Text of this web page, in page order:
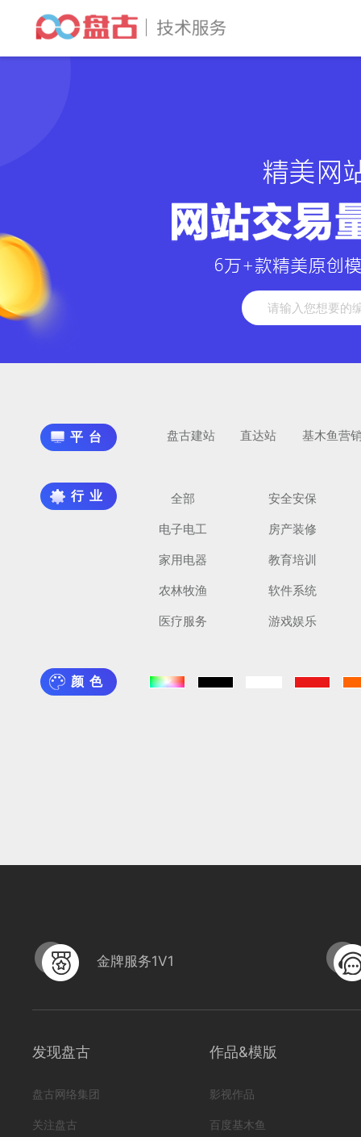
平台 盘古建站 直达站 基木鱼营
行业 全部
安全安保
电子电工
房产装修
家用电器
教育培训
农林牧渔
软件系统
医疗服务
游戏娱乐
颜色
金牌服务1V1
发现盘古
盘古网络集团
关注盘古
作品&模版
影视作品
百度基木鱼